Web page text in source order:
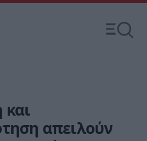
απειλούν